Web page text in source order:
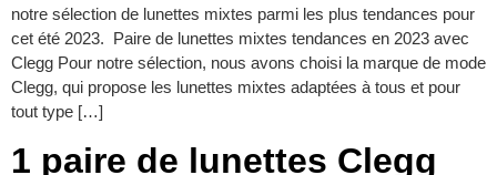
notre sélection de lunettes mixtes parmi les plus tendances pour
cet été 2023. Paire de lunettes mixtes tendances en 2023 avec
Clegg Pour notre sélection, nous avons choisi la marque de mode
Clegg, qui propose les lunettes mixtes adaptées à tous et pour
tout type […]
1 paire de lunettes Clegg